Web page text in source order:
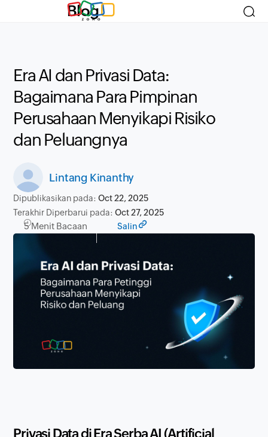
Blog
Era AI dan Privasi Data:
Bagaimana Para Pimpinan
Perusahaan Menyikapi Risiko
dan Peluangnya
Lintang Kinanthy
Dipublikasikan pada:Oct 22, 2025
Terakhir Diperbarui pada:Oct 27, 2025
5 Menit Bacaan Salin
Privasi Data di Era Serba AI (Artificial